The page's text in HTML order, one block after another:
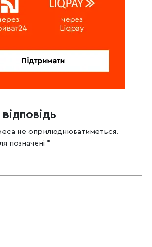
не оприлюднюватиметься.
позначені *